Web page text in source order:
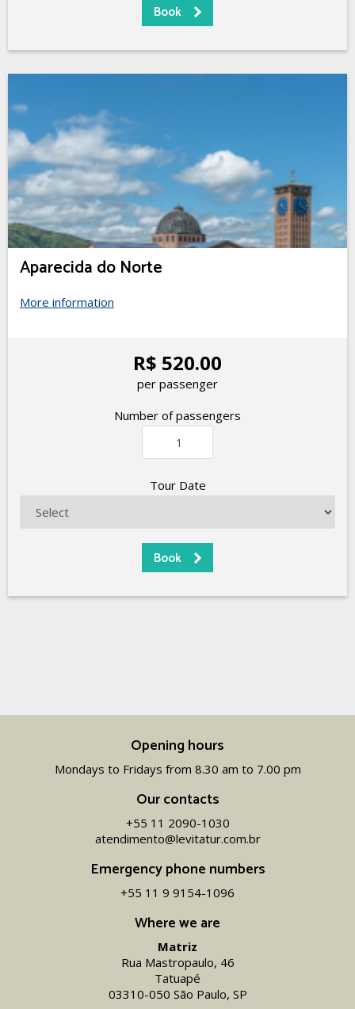
Aparecida do Norte
More information
R$ 520.00
per passenger
Number of passengers
Tour Date
Where we are
Matriz
Rua Mastropaulo, 46
Tatuapé
03310-050 São Paulo, SP
Opening hours
Mondays to Fridays from 8.30 am to 7.00 pm
Our contacts
+55 11 2090-1030
atendimento@levitatur.com.br
Emergency phone numbers
+55 11 9 9154-1096‬